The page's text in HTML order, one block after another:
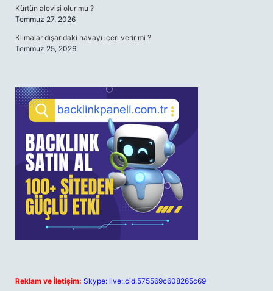
Kürtün alevisi olur mu ?
Temmuz 27, 2026
Klimalar dışarıdaki havayı içeri verir mi ?
Temmuz 25, 2026
Reklam ve İletişim: Skype: live:.cid.575569c608265c69